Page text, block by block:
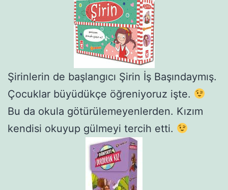
Şirinlerin de başlangıcı Şirin İş Başındaymış.
Çocuklar büyüdükçe öğreniyoruz işte.
Bu da okula götürülemeyenlerden. Kızım
kendisi okuyup gülmeyi tercih etti.